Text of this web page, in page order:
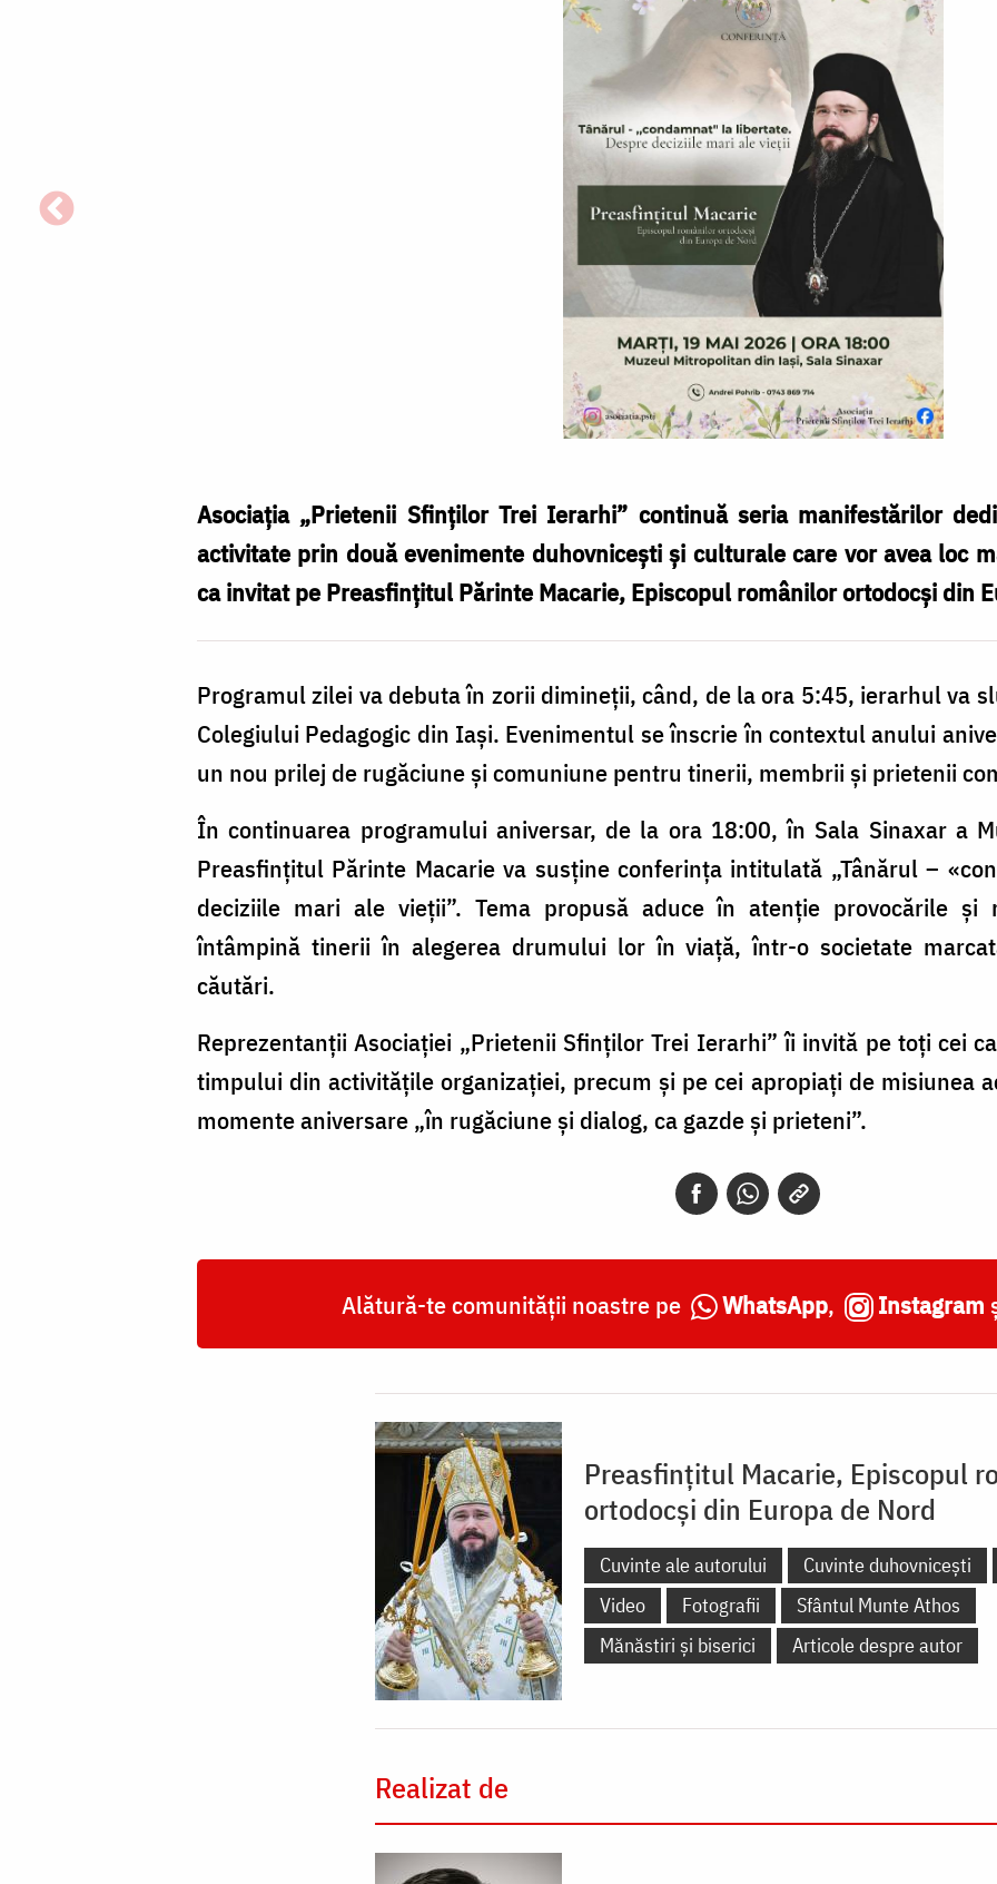
Asociația „Prietenii Sfinților Trei Ierarhi” continuă seria manifestărilor
activitate prin două evenimente duhovnicești și culturale care vor avea loc
ca invitat pe Preasfințitul Părinte Macarie, Episcopul românilor ortodocși din
Programul zilei va debuta în zorii dimineții, când, de la ora 5:45, ierarhul va
Colegiului Pedagogic din Iași. Evenimentul se înscrie în contextul anului
un nou prilej de rugăciune și comuniune pentru tinerii, membrii și prietenii
În continuarea programului aniversar, de la ora 18:00, în Sala Sinaxar a
Preasfințitul Părinte Macarie va susține conferința intitulată „Tânărul –
deciziile mari ale vieții”. Tema propusă aduce în atenție provocările și
întâmpină tinerii în alegerea drumului lor în viață, într-o societate
căutări.
Reprezentanții Asociației „Prietenii Sfinților Trei Ierarhi” îi invită pe toți cei
timpului din activitățile organizației, precum și pe cei apropiați de misiunea
momente aniversare „în rugăciune și dialog, ca gazde și prieteni”.
Alătură-te comunității noastre pe WhatsApp, Instagram
Preasfințitul Macarie, Episcopul
ortodocși din Europa de Nord
Cuvinte ale autorului Cuvinte duhovnicești
Video
Fotografii
Sfântul Munte Athos
Mănăstiri și biserici
Articole despre autor
Realizat de